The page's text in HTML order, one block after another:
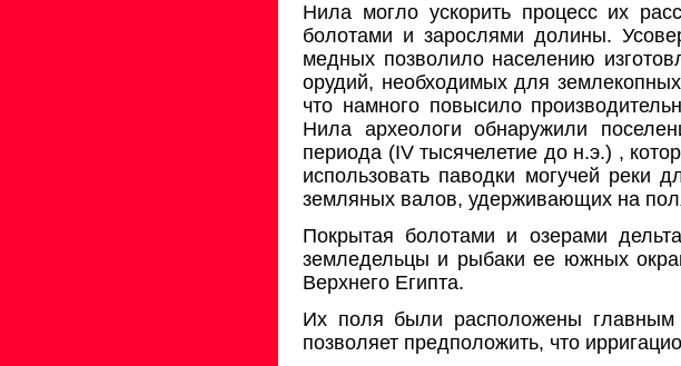
Нила могло ускорить процесс их
болотами и зарослями долины.
медных позволило населению
орудий, необходимых для
что намного повысило
Нила археологи обнаружили
периода (IV тысячелетие до н.э.) ,
использовать паводки могучей реки
земляных валов, удерживающих на
Покрытая болотами и озерами
земледельцы и рыбаки ее южных
Верхнего Египта.
Их поля были расположены главным
позволяет предположить, что